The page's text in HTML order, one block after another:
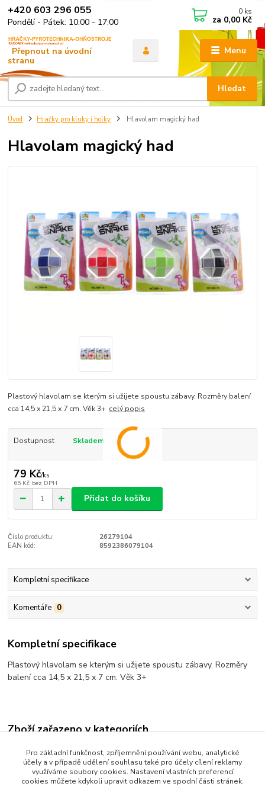
Menu
Hledat
+420 603 296 055
Pondělí - Pátek: 10:00 - 17:00
0 ks
za 0,00 Kč
Úvod Hračky pro kluky i holky Hlavolam magický had
Hlavolam magický had
Plastový hlavolam se kterým si užijete spoustu zábavy. Rozměry balení
cca 14,5 x 21,5 x 7 cm. Věk 3+ celý popis
Dostupnost Skladem
79 Kč/ks
65 Kč bez DPH
Přidat do košíku
Číslo produktu:
26279104
EAN kód:
8592386079104
Kompletní specifikace
Komentáře 0
Kompletní specifikace
Plastový hlavolam se kterým si užijete spoustu zábavy. Rozměry
balení cca 14,5 x 21,5 x 7 cm. Věk 3+
Zboží zařazeno v kategoriích
NOVÉ HRAČKY SKLADEM CENA do 150 kč
Hračky pro kluky i holky
Legracky
Pro základní funkčnost, zpříjemnění používání webu, analytické
účely a v případě udělení souhlasu také pro účely cílení reklamy
využíváme soubory cookies. Nastavení vlastních preferencí
cookies můžete kdykoli upravit odkazem ve spodní části stránek.